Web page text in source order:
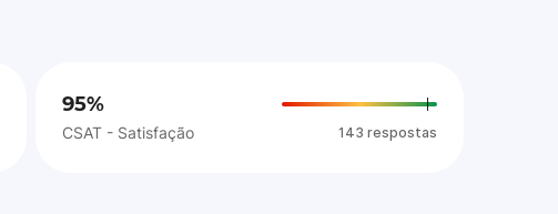
95%
CSAT - Satisfação 143 respostas